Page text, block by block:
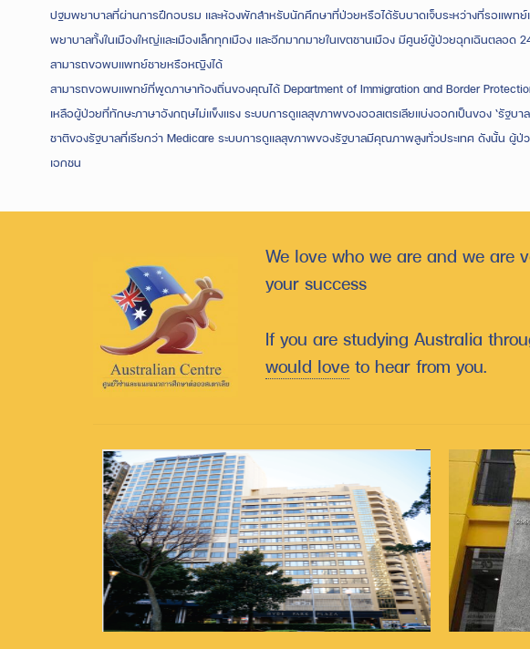
ปฐมพยาบาลที่ผ่านการฝึกอบรม และห้องพักสำหรับนักศึกษาที่ป่วยหรือได้รับบาดเจ็บระหว่างที่รอแพทย์
พยาบาลทั้งในเมืองใหญ่และเมืองเล็กทุกเมือง และอีกมากมายในเขตชานเมือง มีศูนย์ผู้ป่วยฉุกเฉินตลอด
สามารถขอพบแพทย์ชายหรือหญิงได้
สามารถขอพบแพทย์ที่พูดภาษาท้องถิ่นของคุณได้ Department of Immigration and Border
เหลือผู้ป่วยที่ทักษะภาษาอังกฤษไม่แข็งแรง ระบบการดูแลสุขภาพของออสเตรเลียแบ่งออกเป็นของ ‘รัฐบา
ชาติของรัฐบาลที่เรียกว่า Medicare ระบบการดูแลสุขภาพของรัฐบาลมีคุณภาพสูงทั่วประเทศ ดังนั้น ผู้
เอกชน
We love who we are and we are
your success
If you are studying Australia
would loveto hear from you.